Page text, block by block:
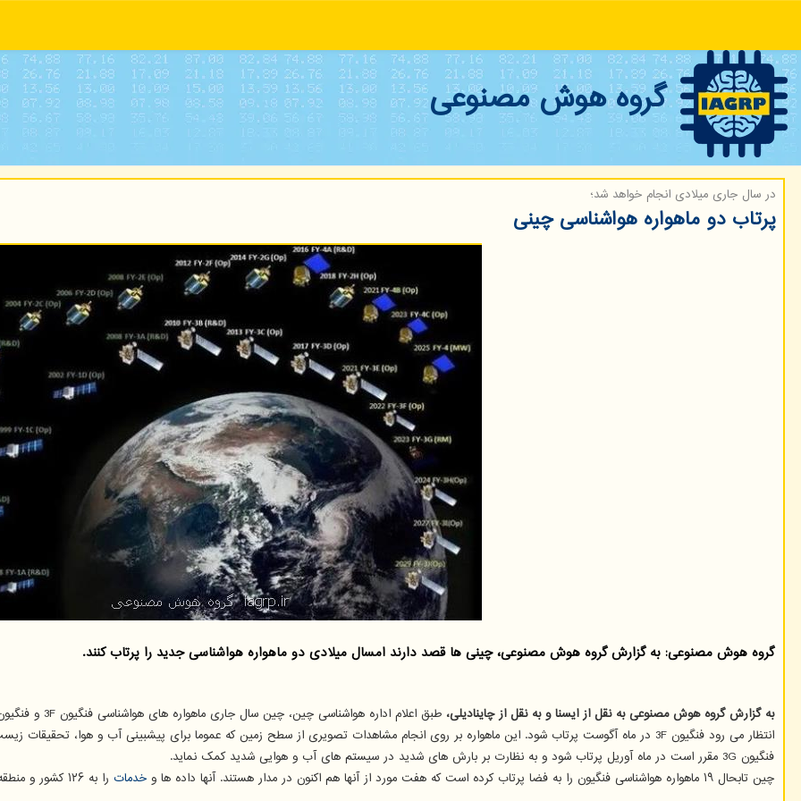
گروه هوش مصنوعی
در سال جاری میلادی انجام خواهد شد؛
پرتاب دو ماهواره هواشناسی چینی
گروه هوش مصنوعی: به گزارش گروه هوش مصنوعی، چینی ها قصد دارند امسال میلادی دو ماهواره هواشناسی جدید را پرتاب کنند.
به گزارش گروه هوش مصنوعی به نقل از ایسنا و به نقل از چاینادیلی، طبق اعلام اداره هواشناسی چین، چین سال جاری ماهواره های هواشناسی فنگیون 3F و فنگیون 3G را به فضا پرتاب خواهد نمود.
انتظار می رود فنگیون 3F در ماه آگوست پرتاب شود. این ماهواره بر روی انجام مشاهدات تصویری از سطح زمین که عموما برای پیشبینی آب و هوا، تحقیقات زیست محیطی و نظارت بر بلایا استفاده می شود، تمرکز خواهد نمود.
فنگیون 3G مقرر است در ماه آوریل پرتاب شود و به نظارت بر بارش های شدید در سیستم های آب و هوایی شدید کمک نماید.
چین تابحال ۱۹ ماهواره هواشناسی فنگیون را به فضا پرتاب کرده است که هفت مورد از آنها هم اکنون در مدار هستند. آنها داده ها و
خدمات را به ۱۲۶ کشور و منطقه در سرتاسر جهان عرضه می دهند.